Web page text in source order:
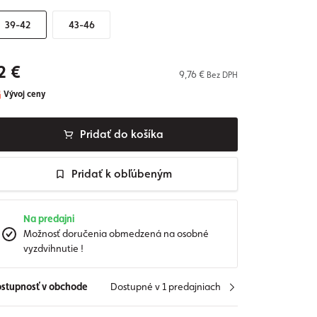
39-42 43-46
€ 9,76 € Bez DPH
Vývoj ceny
Pridať do košíka
Pridať k obľúbeným
Na predajni
Možnosť doručenia obmedzená na osobné
vyzdvihnutie !
v obchode Dostupné v 1 predajniach